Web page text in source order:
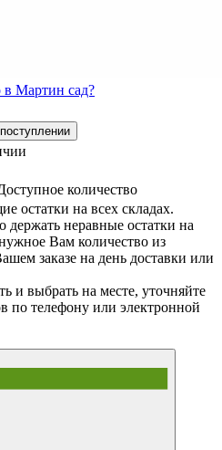
в Мартин сад?
количество
остатки на всех складах.
держать неравные остатки на
Вам количество из
заказе на день доставки или
и выбрать на месте, уточняйте
по телефону или электронной